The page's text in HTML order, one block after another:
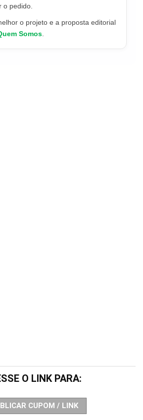
o pedido.
o projeto e a proposta editorial
Somos
O LINK PARA:
CUPOM / LINK